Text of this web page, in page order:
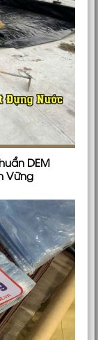
DEM
Vững